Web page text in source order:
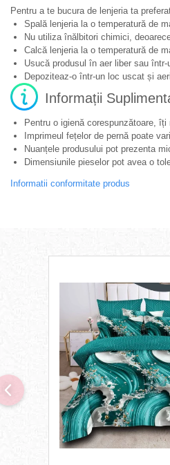
Pentru a te bucura de lenjeria ta
Spală lenjeria la o temperatură de
Nu utiliza înălbitori chimici,
Calcă lenjeria la o temperatură de
Usucă produsul în aer liber sau
Depoziteaz-o într-un loc uscat și
Informații
Pentru o igienă corespunzătoare,
Imprimeul fețelor de pernă poate
Nuanțele produsului pot prezenta
Dimensiunile pieselor pot avea o
Informatii conformitate produs